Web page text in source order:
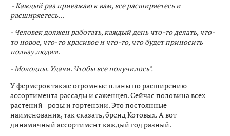
- Каждый раз приезжаю к вам, все расширяетесь и
расширяетесь...
- Человек должен работать, каждый день что-то делать, что-
то новое, что-то красивое и что-то, что будет приносить
пользу людям.
- Молодцы. Удачи. Чтобы все получилось".
У фермеров также огромные планы по расширению
ассортимента рассады и саженцев. Сейчас половина всех
растений - розы и гортензии. Это постоянные
наименования, так сказать, бренд Котовых. А вот
динамичный ассортимент каждый год разный.